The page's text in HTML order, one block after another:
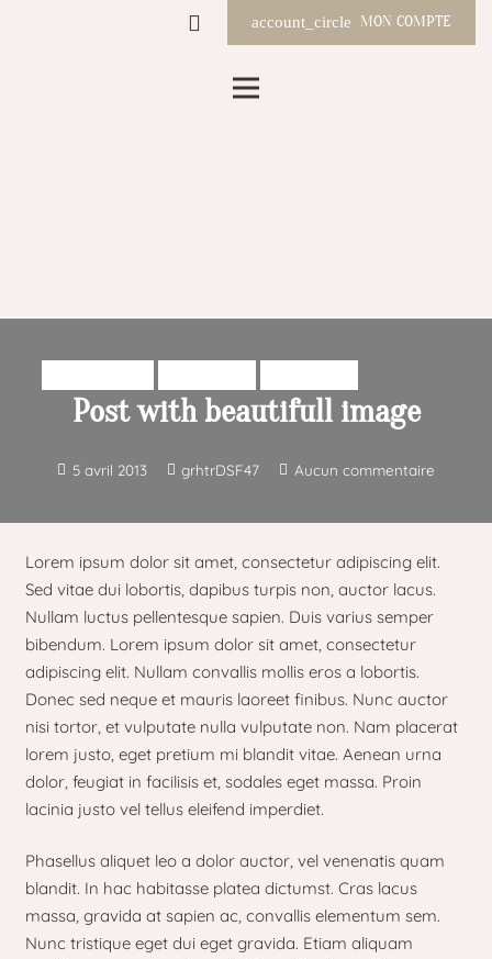
account_circle MON COMPTE
Post with beautifull image
5 avril 2013 grhtrDSF47 Aucun commentaire
Lorem ipsum dolor sit amet, consectetur adipiscing elit.
Sed vitae dui lobortis, dapibus turpis non, auctor lacus.
Nullam luctus pellentesque sapien. Duis varius semper
bibendum. Lorem ipsum dolor sit amet, consectetur
adipiscing elit. Nullam convallis mollis eros a lobortis.
Donec sed neque et mauris laoreet finibus. Nunc auctor
nisi tortor, et vulputate nulla vulputate non. Nam placerat
lorem justo, eget pretium mi blandit vitae. Aenean urna
dolor, feugiat in facilisis et, sodales eget massa. Proin
lacinia justo vel tellus eleifend imperdiet.
Phasellus aliquet leo a dolor auctor, vel venenatis quam
blandit. In hac habitasse platea dictumst. Cras lacus
massa, gravida at sapien ac, convallis elementum sem.
Nunc tristique eget dui eget gravida. Etiam aliquam